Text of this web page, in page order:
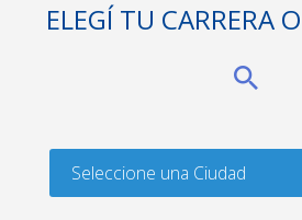
ELEGÍ TU CARRERA